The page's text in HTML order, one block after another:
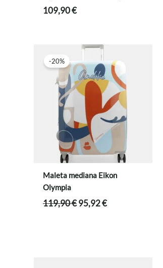
109,90€
-20%
Maleta mediana Eikon
Olympia
119,90€El
95,92€El